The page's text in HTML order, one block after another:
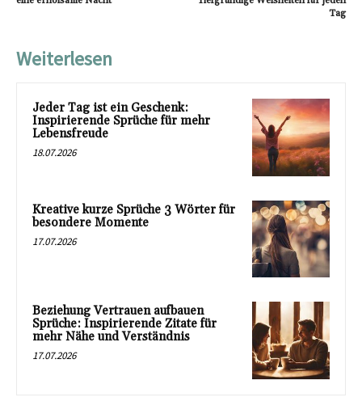
Tag
Weiterlesen
Jeder Tag ist ein Geschenk:
Inspirierende Sprüche für mehr
Lebensfreude
18.07.2026
Kreative kurze Sprüche 3 Wörter für
besondere Momente
17.07.2026
Beziehung Vertrauen aufbauen
Sprüche: Inspirierende Zitate für
mehr Nähe und Verständnis
17.07.2026